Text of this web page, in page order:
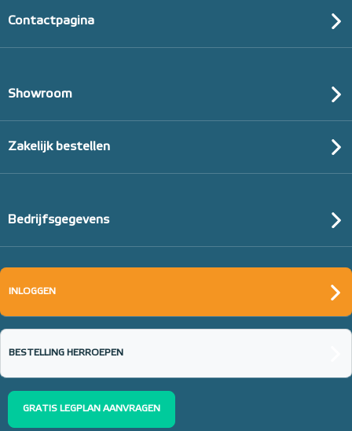
Contactpagina
Showroom
Zakelijk bestellen
Bedrijfsgegevens
INLOGGEN
BESTELLING HERROEPEN
GRATIS LEGPLAN AANVRAGEN